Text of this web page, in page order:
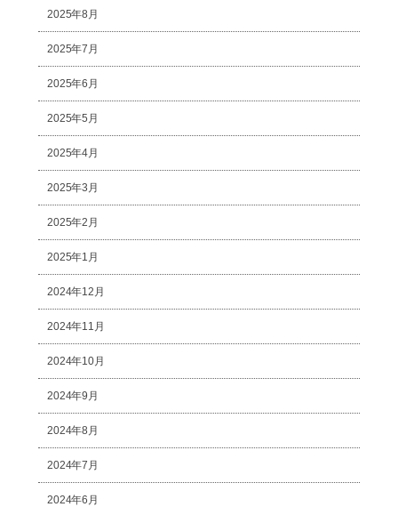
2025年8月
2025年7月
2025年6月
2025年5月
2025年4月
2025年3月
2025年2月
2025年1月
2024年12月
2024年11月
2024年10月
2024年9月
2024年8月
2024年7月
2024年6月